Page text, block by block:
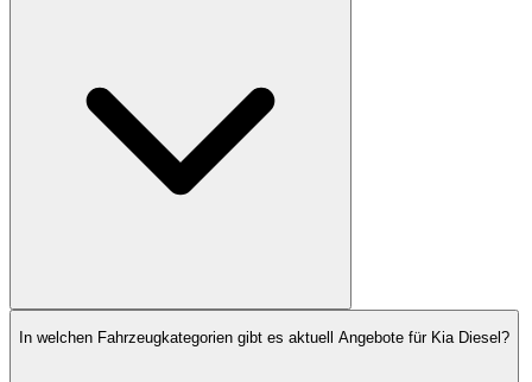
In welchen Fahrzeugkategorien gibt es aktuell Angebote für Kia Diesel?